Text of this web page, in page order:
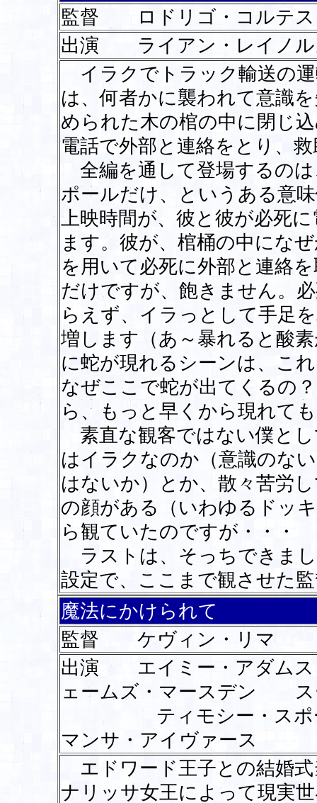
監督 ロドリゴ・コルテス
出演 ライアン・レイノル
イラクでトラック輸送の
は、何者かに襲われて意識
められた木の棺の中に閉じ
電話で外部と連絡をとり、
全編を通して登場するの
ポールだけ、というある意
上映時間が、彼と彼が必死
ます。彼が、棺桶の中にな
を用いて必死に外部と連絡
だけですが、飽きません。
らえず、イラっとして手足
増します（あ～暴れると酸
に蛇が現れるシーンは、こ
なぜここで蛇が出てくるの
ら、もっと早くから現れて
素直な観客ではない僕とし
はイラクなのか（意識のな
はないか）とか、散々苦労
の顔がある（いわゆるドッ
ら観ていたのですが・・・
ラストは、そっちできま
設定で、ここまで観させた
魔法にかけられて
監督 ケヴィン・リマ
出演 エイミー・アダム
ェームズ・マースデン ス
ティモシー・スポ
マンサ・アイヴァース
エドワード王子との結婚
ナリッサ女王によって現実